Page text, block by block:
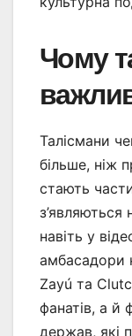
Чому
Талісмани
більше, ніж
стають
з’являються
навіть у
амбасадори
Zayú та
фанатів, а й
держав, які